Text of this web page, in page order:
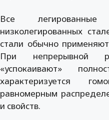
Все
низколегированных
стали обычно
При непрерывной
«успокаивают»
характеризуется
равномерным
и свойств.